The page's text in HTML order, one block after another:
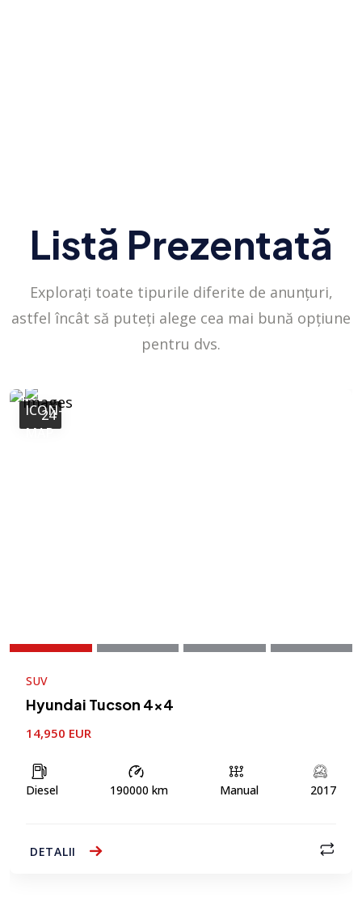
Listă Prezentată
Explorați toate tipurile diferite de anunțuri,
astfel încât să puteți alege cea mai bună opțiune
pentru dvs.
24
SUV
Hyundai Tucson 4×4
14,950 EUR
Diesel 190000 km Manual 2017
DETALII